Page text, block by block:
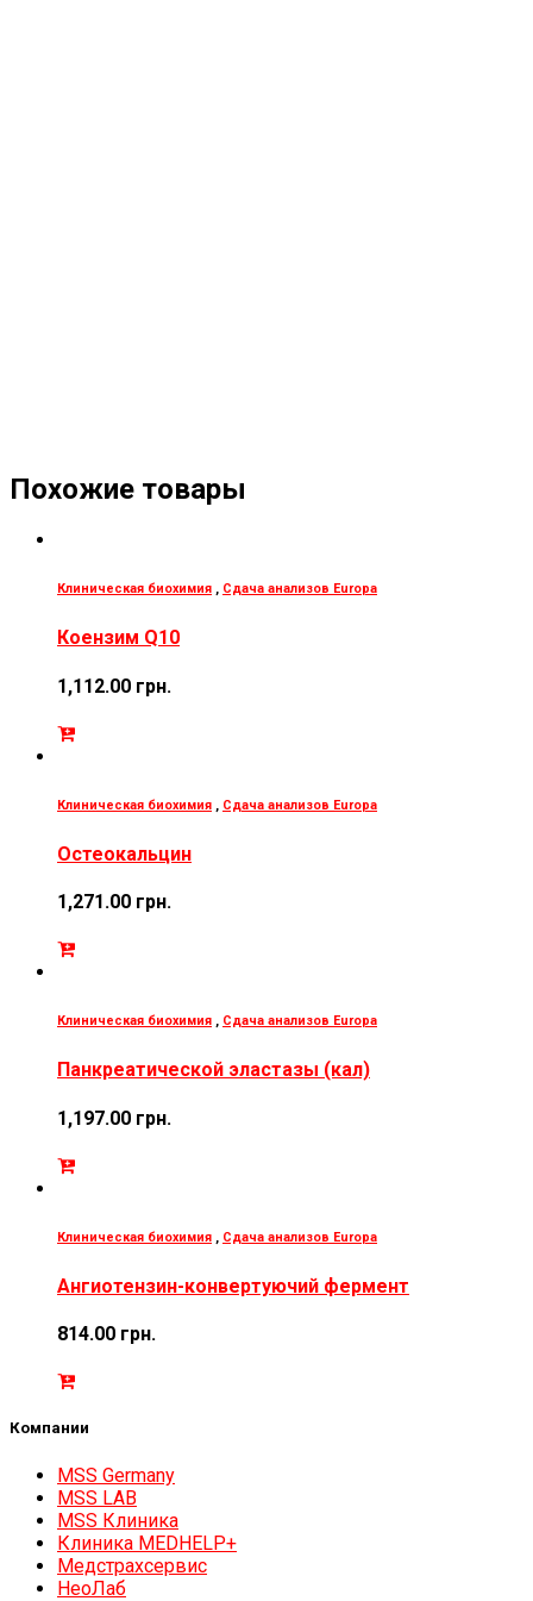
Похожие товары
Клиническая биохимия , Сдача анализов Europa
Коензим Q10
1,112.00 грн.
Клиническая биохимия , Сдача анализов Europa
Остеокальцин
1,271.00 грн.
Клиническая биохимия , Сдача анализов Europa
Панкреатической эластазы (кал)
1,197.00 грн.
Клиническая биохимия , Сдача анализов Europa
Ангиотензин-конвертуючий фермент
814.00 грн.
Компании
MSS Germany
MSS LAB
MSS Клиника
Клиника MEDHELP+
Медстрахсервис
НеоЛаб